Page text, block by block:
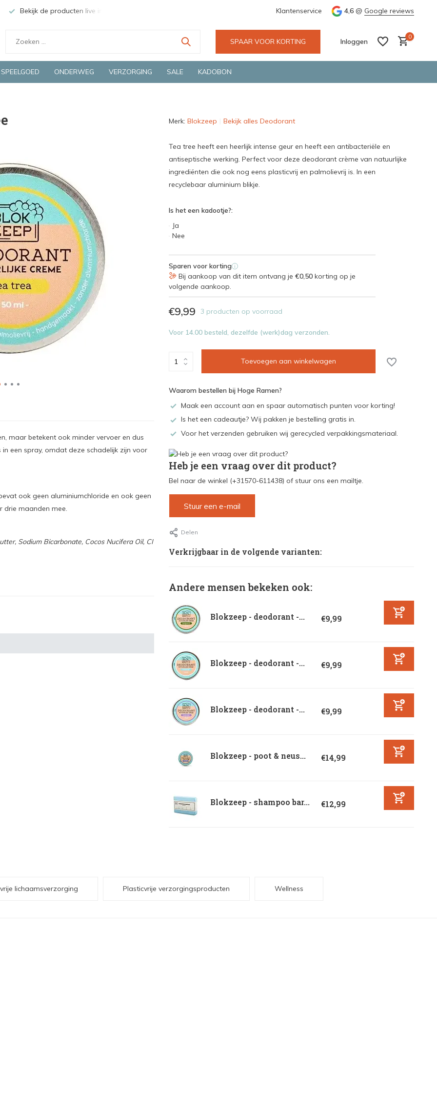
Bekijk de producten live in onze winkel in Deventer Groene en snelle bezorging door o.a. Fietskoerier en GLS. Wij
Klantenservice 4,6 @ Google reviews
SPAAR VOOR KORTING Inloggen
0
SPEELGOED ONDERWEG VERZORGING SALE KADOBON
maar betekent ook minder vervoer en dus
een spray, omdat deze schadelijk zijn voor
ook geen aluminiumchloride en ook geen
drie maanden mee.
Sodium Bicarbonate, Cocos Nucifera Oil, CI
Merk: Blokzeep Bekijk alles Deodorant
Tea tree heeft een heerlijk intense geur en heeft een antibacteriële en
antiseptische werking. Perfect voor deze deodorant crème van natuurlijke
ingrediënten die ook nog eens plasticvrij en palmolievrij is. In een
recyclebaar aluminium blikje.
Is het een kadootje?:
Ja
Nee
Sparen voor korting i
Bij aankoop van dit item ontvang je €0,50korting op je
volgende aankoop.
€9,99 3 producten op voorraad
Voor 14.00 besteld, dezelfde (werk)dag verzonden.
Toevoegen aan winkelwagen
Waarom bestellen bij Hoge Ramen?
Maak een account aan en spaar automatisch punten voor korting!
Is het een cadeautje? Wij pakken je bestelling gratis in.
Voor het verzenden gebruiken wij gerecycled verpakkingsmateriaal.
Heb je een vraag over dit product?
Bel naar de winkel (+31570-611438) of stuur ons een mailtje.
Stuur een e-mail
Delen
Verkrijgbaar in de volgende varianten:
Andere mensen bekeken ook:
Blokzeep - deodorant -... €9,99
Blokzeep - deodorant -... €9,99
Blokzeep - deodorant -... €9,99
Blokzeep - poot & neus... €14,99
Blokzeep - shampoo bar... €12,99
lichaamsverzorging Plasticvrije verzorgingsproducten Wellness